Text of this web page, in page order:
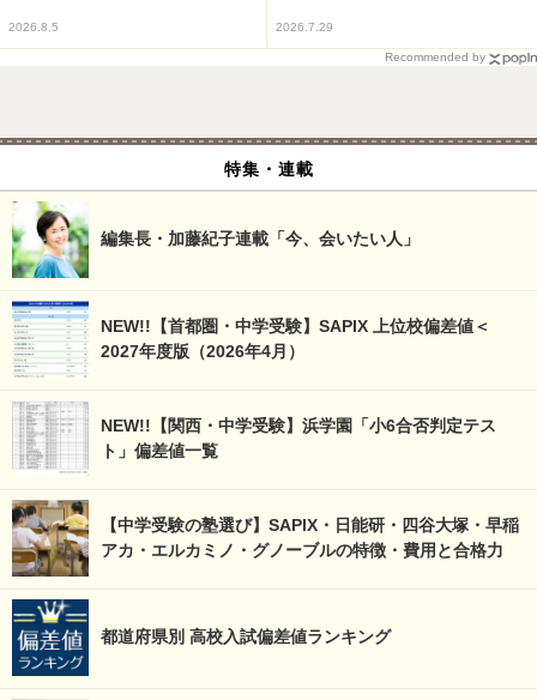
2026.8.5 2026.7.29
Recommended by
特集・連載
編集長・加藤紀子連載「今、会いたい人」
NEW!!【首都圏・中学受験】SAPIX 上位校偏差値＜
2027年度版（2026年4月）
NEW!!【関西・中学受験】浜学園「小6合否判定テス
ト」偏差値一覧
【中学受験の塾選び】SAPIX・日能研・四谷大塚・早稲
アカ・エルカミノ・グノーブルの特徴・費用と合格力
都道府県別 高校入試偏差値ランキング